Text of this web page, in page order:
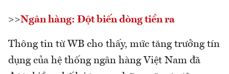
>>Ngân hàng: Đột biến dòng tiền ra
Thông tin từ WB cho thấy, mức tăng trưởng tín
dụng của hệ thống ngân hàng Việt Nam đã